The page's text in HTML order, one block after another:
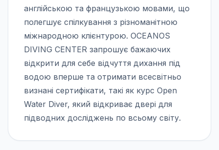
англійською та французькою мовами, що
полегшує спілкування з різноманітною
міжнародною клієнтурою. OCEANOS
DIVING CENTER запрошує бажаючих
відкрити для себе відчуття дихання під
водою вперше та отримати всесвітньо
визнані сертифікати, такі як курс Open
Water Diver, який відкриває двері для
підводних досліджень по всьому світу.